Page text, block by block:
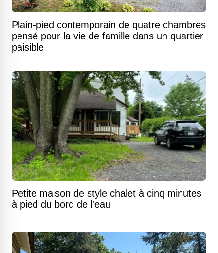
Plain-pied contemporain de quatre chambres
pensé pour la vie de famille dans un quartier
paisible
Petite maison de style chalet à cinq minutes
à pied du bord de l'eau